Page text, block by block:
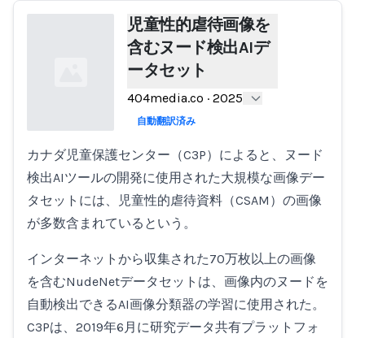
Loading...
児童性的虐待画像を
含むヌード検出AIデ
ータセット
404media.co · 2025
自動翻訳済み
カナダ児童保護センター（C3P）によると、ヌード
検出AIツールの開発に使用された大規模な画像デー
タセットには、児童性的虐待資料（CSAM）の画像
が多数含まれているという。
インターネットから収集された70万枚以上の画像
を含むNudeNetデータセットは、画像内のヌードを
自動検出できるAI画像分類器の学習に使用された。
C3Pは、2019年6月に研究データ共有プラットフォ